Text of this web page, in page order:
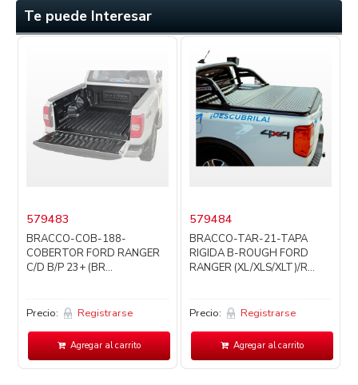
Te puede Interesar
579483
BRACCO-COB-188-
COBERTOR FORD RANGER
C/D B/P 23+ (BR...
Precio: Registrarse
Agregar al carrito
579484
BRACCO-TAR-21-TAPA
RIGIDA B-ROUGH FORD
RANGER (XL/XLS/XLT)/R...
Precio: Registrarse
Agregar al carrito